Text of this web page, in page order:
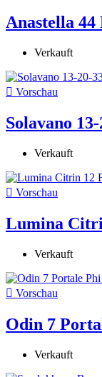
Anastella 44
Verkauft
 Vorschau
Solavano
Verkauft
 Vorschau
Lumina
Verkauft
 Vorschau
Odin 7
Verkauft